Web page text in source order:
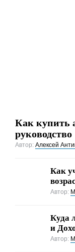
Как купить
руководство
Автор:Алексей
Как
Автор:
Куда
и
Автор: